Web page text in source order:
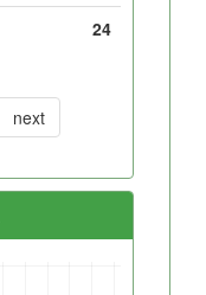
24
next